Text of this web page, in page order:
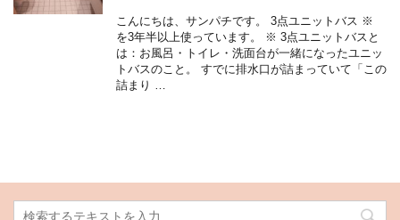
こんにちは、サンパチです。 3点ユニットバス ※
を3年半以上使っています。 ※ 3点ユニットバスと
は：お風呂・トイレ・洗面台が一緒になったユニッ
トバスのこと。 すでに排水口が詰まっていて「この
詰まり …